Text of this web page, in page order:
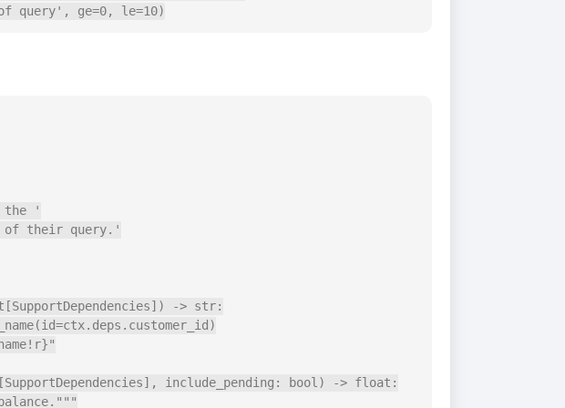
the '
of their query.'
-> str:
include_pending: bool) -> float: